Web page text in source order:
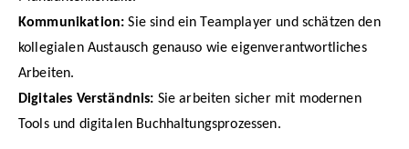
Kommunikation: Sie sind ein Teamplayer und schätzen den
kollegialen Austausch genauso wie eigenverantwortliches
Arbeiten.
Digitales Verständnis: Sie arbeiten sicher mit modernen
Tools und digitalen Buchhaltungsprozessen.